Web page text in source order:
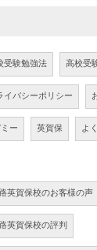
受験勉強法 高校受
イバシーポリシー
ー 英賀保 よ
英賀保校のお客様の声
英賀保校の評判